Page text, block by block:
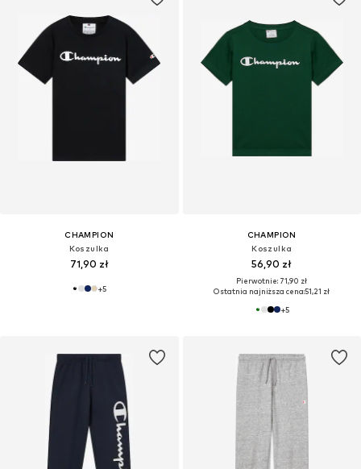
CHAMPION
Koszulka
71,90 zł
+5
CHAMPION
Koszulka
56,90 zł
Pierwotnie: 71,90 zł
Ostatnia najniższa cena:51,21 zł
+5